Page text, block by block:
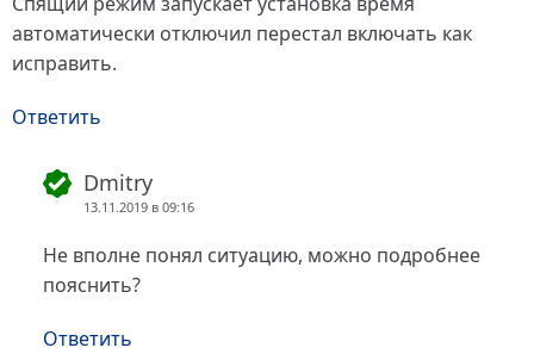
автоматически отключил перестал включать как
исправить.
Ответить
Dmitry
13.11.2019 в 09:16
Не вполне понял ситуацию, можно подробнее
пояснить?
Ответить